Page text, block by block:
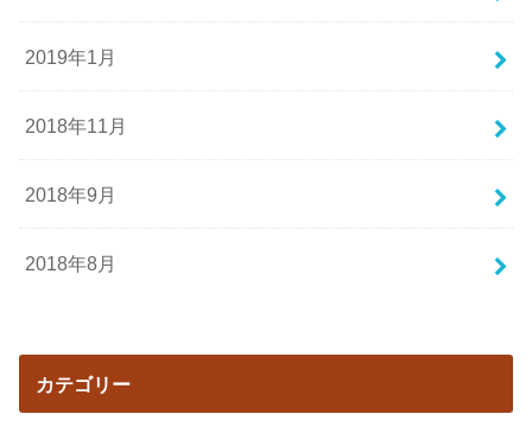
2019年1月
2018年11月
2018年9月
2018年8月
カテゴリー